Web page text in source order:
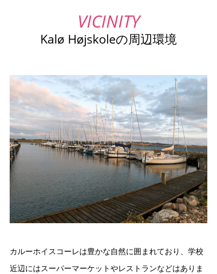
Kalø Højskoleの周辺環境
カルーホイスコーレは豊かな自然に囲まれており、学校
近辺にはスーパーマーケットやレストランなどはありま